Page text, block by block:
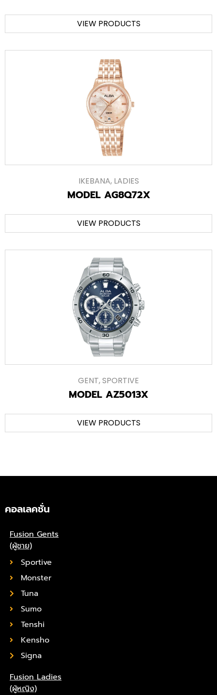
VIEW PRODUCTS
IKEBANA, LADIES
MODEL AG8Q72X
VIEW PRODUCTS
GENT,SPORTIVE
MODEL AZ5013X
VIEW PRODUCTS
คอลเลคชั่น
Fusion Gents
(ผู้ชาย)
Sportive
Monster
Tuna
Sumo
Tenshi
Kensho
Signa
Fusion Ladies
(ผู้หญิง)